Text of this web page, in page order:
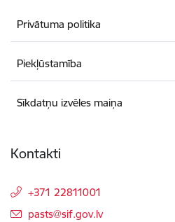
Privātuma politika
Piekļūstamība
Sīkdatņu izvēles maiņa
Kontakti
+371 22811001
E-pasts:
pasts@sif.gov.lv